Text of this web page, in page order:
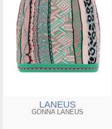
LANEUS
GONNA LANEUS